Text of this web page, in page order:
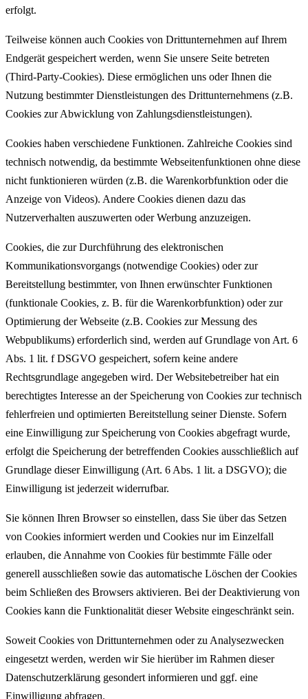
erfolgt.
Teilweise können auch Cookies von Drittunternehmen auf Ihrem
Endgerät gespeichert werden, wenn Sie unsere Seite betreten
(Third-Party-Cookies). Diese ermöglichen uns oder Ihnen die
Nutzung bestimmter Dienstleistungen des Drittunternehmens (z.B.
Cookies zur Abwicklung von Zahlungsdienstleistungen).
Cookies haben verschiedene Funktionen. Zahlreiche Cookies sind
technisch notwendig, da bestimmte Webseitenfunktionen ohne diese
nicht funktionieren würden (z.B. die Warenkorbfunktion oder die
Anzeige von Videos). Andere Cookies dienen dazu das
Nutzerverhalten auszuwerten oder Werbung anzuzeigen.
Cookies, die zur Durchführung des elektronischen
Kommunikationsvorgangs (notwendige Cookies) oder zur
Bereitstellung bestimmter, von Ihnen erwünschter Funktionen
(funktionale Cookies, z. B. für die Warenkorbfunktion) oder zur
Optimierung der Webseite (z.B. Cookies zur Messung des
Webpublikums) erforderlich sind, werden auf Grundlage von Art. 6
Abs. 1 lit. f DSGVO gespeichert, sofern keine andere
Rechtsgrundlage angegeben wird. Der Websitebetreiber hat ein
berechtigtes Interesse an der Speicherung von Cookies zur technisch
fehlerfreien und optimierten Bereitstellung seiner Dienste. Sofern
eine Einwilligung zur Speicherung von Cookies abgefragt wurde,
erfolgt die Speicherung der betreffenden Cookies ausschließlich auf
Grundlage dieser Einwilligung (Art. 6 Abs. 1 lit. a DSGVO); die
Einwilligung ist jederzeit widerrufbar.
Sie können Ihren Browser so einstellen, dass Sie über das Setzen
von Cookies informiert werden und Cookies nur im Einzelfall
erlauben, die Annahme von Cookies für bestimmte Fälle oder
generell ausschließen sowie das automatische Löschen der Cookies
beim Schließen des Browsers aktivieren. Bei der Deaktivierung von
Cookies kann die Funktionalität dieser Website eingeschränkt sein.
Soweit Cookies von Drittunternehmen oder zu Analysezwecken
eingesetzt werden, werden wir Sie hierüber im Rahmen dieser
Datenschutzerklärung gesondert informieren und ggf. eine
Einwilligung abfragen.